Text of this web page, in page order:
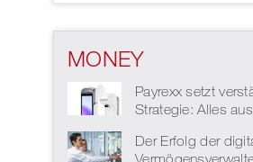
MONEY
Payrexx setzt
Strategie: Alles
Der Erfolg der